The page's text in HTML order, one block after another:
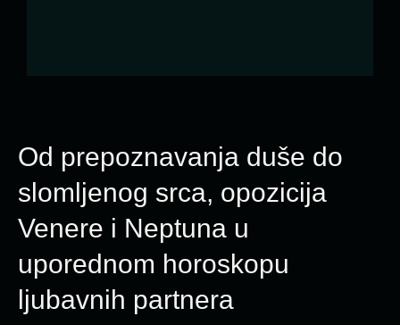
Od prepoznavanja duše do
slomljenog srca, opozicija
Venere i Neptuna u
uporednom horoskopu
ljubavnih partnera